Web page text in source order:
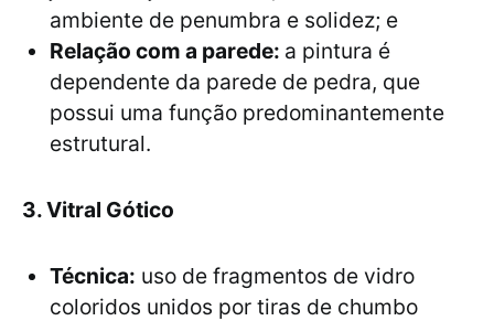
ambiente de penumbra e solidez; e
Relação com a parede: a pintura é
dependente da parede de pedra, que
possui uma função predominantemente
estrutural.
3. Vitral Gótico
Técnica: uso de fragmentos de vidro
coloridos unidos por tiras de chumbo